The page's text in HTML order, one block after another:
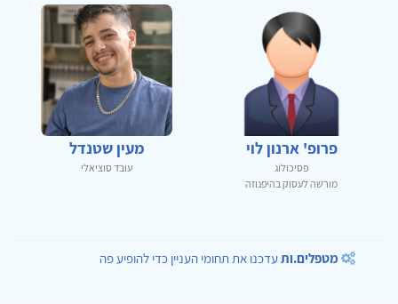
פרופ' ארנון לוי
פסיכולוג
מורשה לעסוק בהיפנוזה
מעין שטנדל
עובד סוציאלי
מטפלים.ותעדכנו את תחומי העניין כדי להופיע פה